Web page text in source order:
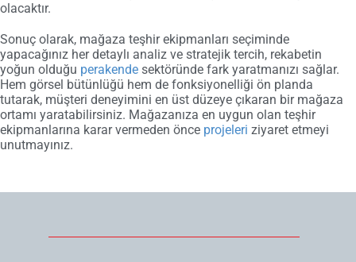
olacaktır.
Sonuç olarak, mağaza teşhir ekipmanları seçiminde
yapacağınız her detaylı analiz ve stratejik tercih, rekabetin
yoğun olduğu perakende sektöründe fark yaratmanızı sağlar.
Hem görsel bütünlüğü hem de fonksiyonelliği ön planda
tutarak, müşteri deneyimini en üst düzeye çıkaran bir mağaza
ortamı yaratabilirsiniz. Mağazanıza en uygun olan teşhir
ekipmanlarına karar vermeden önce projeleri ziyaret etmeyi
unutmayınız.